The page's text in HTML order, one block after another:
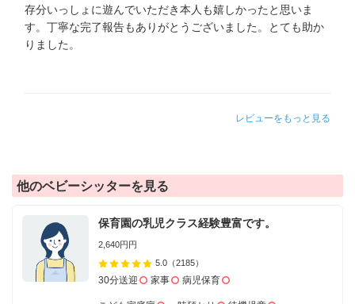
存分いっしょに遊んでいただき本人も嬉しかったと思いま
す。丁寧な完了報告もありがとうございました。とても助か
りました。
レビューをもっと見る
他のベビーシッターを見る
保育園の乳児クラス経験豊富です。
2,640円円
5.0 （2185）
30分送迎 家事 病児保育